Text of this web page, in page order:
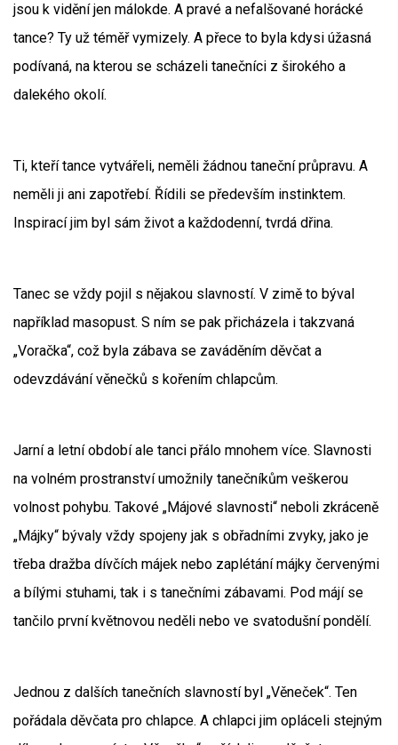
jsou k vidění jen málokde. A pravé a nefalšované horácké
tance? Ty už téměř vymizely. A přece to byla kdysi úžasná
podívaná, na kterou se scházeli tanečníci z širokého a
dalekého okolí.
Ti, kteří tance vytvářeli, neměli žádnou taneční průpravu. A
neměli ji ani zapotřebí. Řídili se především instinktem.
Inspirací jim byl sám život a každodenní, tvrdá dřina.
Tanec se vždy pojil s nějakou slavností. V zimě to býval
například masopust. S ním se pak přicházela i takzvaná
„Voračka“, což byla zábava se zaváděním děvčat a
odevzdávání věnečků s kořením chlapcům.
Jarní a letní období ale tanci přálo mnohem více. Slavnosti
na volném prostranství umožnily tanečníkům veškerou
volnost pohybu. Takové „Májové slavnosti“ neboli zkráceně
„Májky“ bývaly vždy spojeny jak s obřadními zvyky, jako je
třeba dražba dívčích májek nebo zaplétání májky červenými
a bílými stuhami, tak i s tanečními zábavami. Pod májí se
tančilo první květnovou neděli nebo ve svatodušní pondělí.
Jednou z dalších tanečních slavností byl „Věneček“. Ten
pořádala děvčata pro chlapce. A chlapci jim opláceli stejným